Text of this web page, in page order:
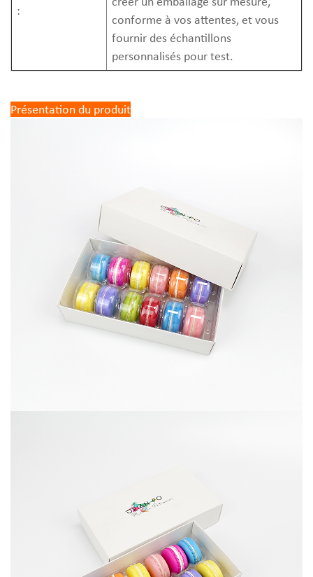
:
conforme à vos attentes, et vous
fournir des échantillons
personnalisés pour test.
Présentation du produit